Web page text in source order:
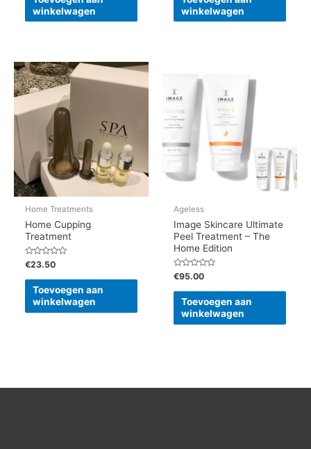
winkelwagen
winkelwagen
Home Treatments
Home Cupping
Treatment
Gewaardeerd
0
uit
€23.50
Toevoegen aan
winkelwagen
Ageless
Image Skincare Ultimate
Peel Treatment – The
Home Edition
Gewaardeerd
0
uit
€95.00
Toevoegen aan
winkelwagen